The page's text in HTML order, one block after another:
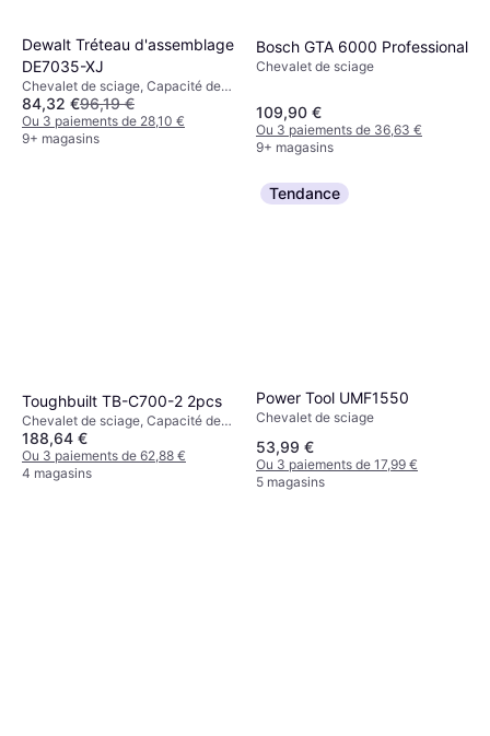
Dewalt Tréteau d'assemblage
DE7035-XJ
Chevalet de sciage, Capacité de
charge (max): 454kg
84,32 €96,19 €
Ou 3 paiements de 28,10 €
9+ magasins
Bosch GTA 6000 Professional
Chevalet de sciage
109,90 €
Ou 3 paiements de 36,63 €
9+ magasins
Toughbuilt TB-C700-2 2pcs
Chevalet de sciage, Capacité de
charge (max): 589kg
188,64 €
Ou 3 paiements de 62,88 €
4 magasins
Tendance
Power Tool UMF1550
Chevalet de sciage
53,99 €
Ou 3 paiements de 17,99 €
5 magasins